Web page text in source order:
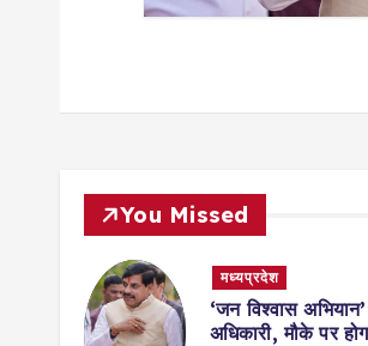
You Missed
मध्यप्रदेश
‘जन विश्वास
अधिकारी, मौके पर